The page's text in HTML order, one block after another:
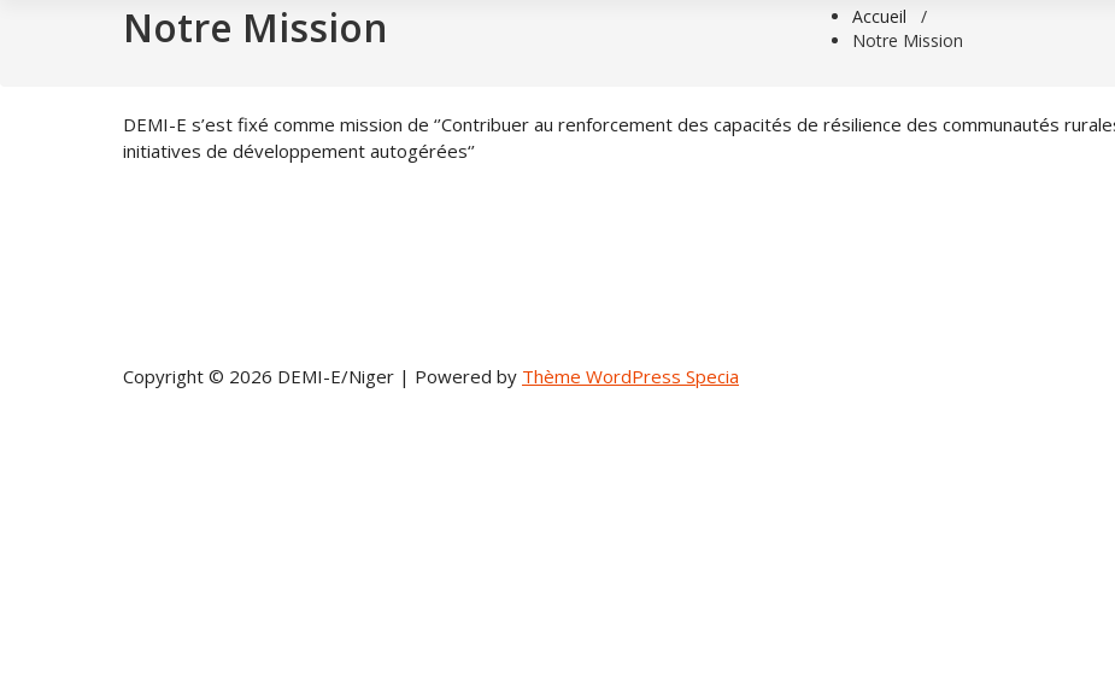
Notre Mission Accueil /
Notre Mission
DEMI-E s’est fixé comme mission de ‘’Contribuer au renforcement des capacités de résilience des communautés
initiatives de développement autogérées‘’
Copyright © 2026 DEMI-E/Niger | Powered by Thème WordPress Specia